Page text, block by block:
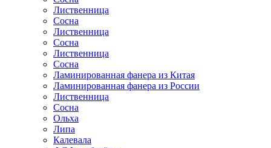
Лиственница
Сосна
Лиственница
Сосна
Лиственница
Сосна
Ламинированная фанера из Китая
Ламинированная фанера из России
Лиственница
Сосна
Ольха
Липа
Калевала